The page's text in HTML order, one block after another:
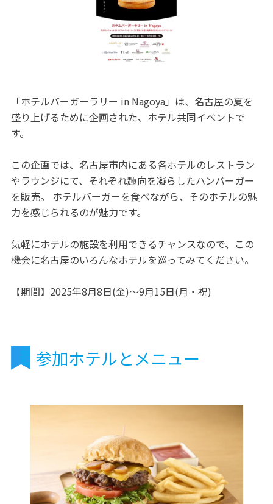
「ホテルバーガーラリー in Nagoya」は、名古屋の夏を
盛り上げるために企画された、ホテル共同イベントで
す。
この企画では、名古屋市内にある各ホテルのレストラン
やラウンジにて、それぞれ趣向を凝らしたハンバーガー
を販売。 ホテルバーガーを食べながら、そのホテルの魅
力を感じられるのが魅力です。
気軽にホテルの施設を利用できるチャンスなので、この
機会に名古屋のいろんなホテルを巡ってみてください。
【期間】2025年8月8日(金)～9月15日(月・祝)
参加ホテルとメニュー